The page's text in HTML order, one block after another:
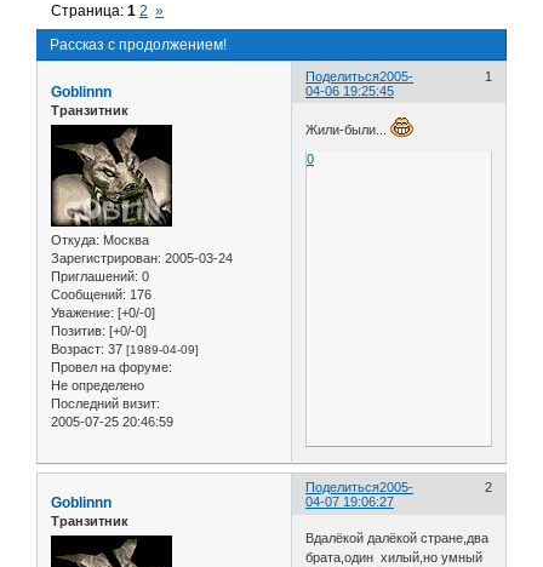
Рассказ с продолжением!
Страница:1 2 »
Поделиться 1
2005-
04-06 19:25:45
Goblinnn
Транзитник
Откуда: Москва
Зарегистрирован: 2005-03-24
Приглашений: 0
Сообщений: 176
Уважение: [+0/-0]
Позитив: [+0/-0]
Возраст: 37 [1989-04-09]
Провел на форуме:
Не определено
Последний визит:
2005-07-25 20:46:59
Жили-были...
0
Поделиться 2
2005-
04-07 19:06:27
Goblinnn
Транзитник
Вдалёкой далёкой стране,два
брата,один хилый,но умный